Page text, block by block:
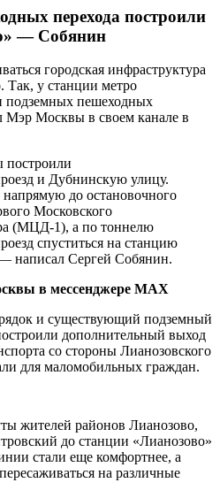
перехода построили
— Собянин
городская инфраструктура
Так, у станции метро
подземных пешеходных
Мэр Москвы в своем канале в
построили
и Дубнинскую улицу.
до остановочного
Московского
(МЦД-1), а по тоннелю
спуститься на станцию
написал Сергей Собянин.
в мессенджере MAX
и существующий подземный
дополнительный выход
со стороны Лианозовского
для маломобильных граждан.
жителей районов Лианозово,
до станции «Лианозово»
стали еще комфортнее, а
на различные